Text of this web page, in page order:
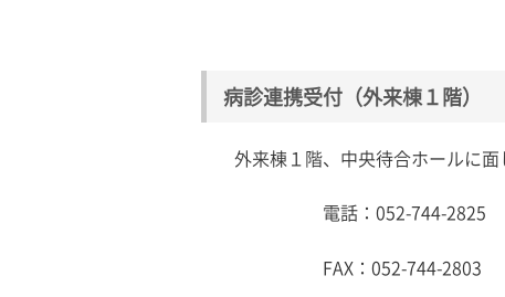
病診連携受付（外来棟１階）
外来棟１階、中央待合ホールに
電話：052-744-2825 （受
FAX：052-744-2803 （